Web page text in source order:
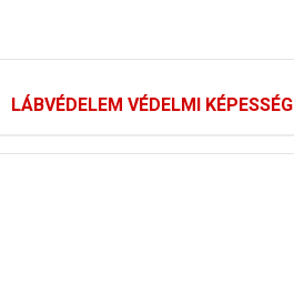
LÁBVÉDELEM VÉDELMI KÉPESSÉG